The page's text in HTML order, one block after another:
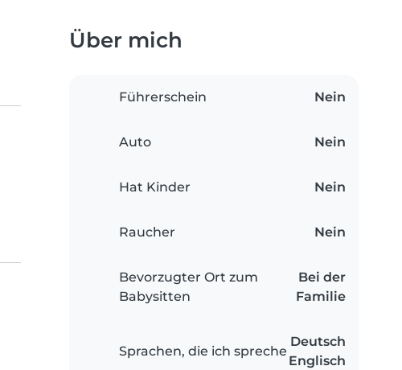
Über mich
Führerschein Nein
Auto Nein
Hat Kinder Nein
Raucher Nein
Bevorzugter Ort zum
Babysitten
Bei der
Familie
Sprachen, die ich spreche
Deutsch
Englisch